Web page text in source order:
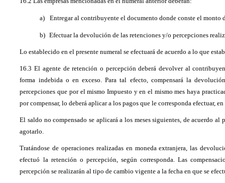
a) Entregar al contribuyente el documento donde conste el monto
b) Efectuar la devolución de las retenciones y/o percepciones
Lo establecido en el presente numeral se efectuará de acuerdo a lo que
16.3 El agente de retención o percepción deberá devolver al
forma indebida o en exceso. Para tal efecto, compensará la
percepciones que por el mismo Impuesto y en el mismo mes haya
por compensar, lo deberá aplicar a los pagos que le corresponda efectuar,
El saldo no compensado se aplicará a los meses siguientes, de acuerdo
agotarlo.
Tratándose de operaciones realizadas en moneda extranjera, las
efectuó la retención o percepción, según corresponda. Las
percepción se realizarán al tipo de cambio vigente a la fecha en que se